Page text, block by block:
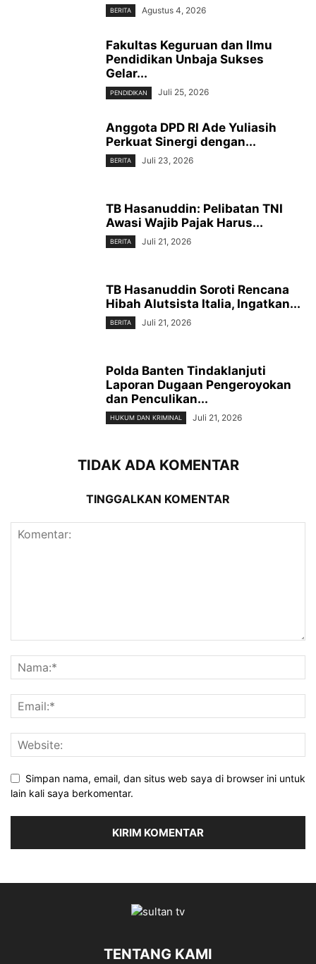
BERITA Agustus 4, 2026
Fakultas Keguruan dan Ilmu
Pendidikan Unbaja Sukses
Gelar...
PENDIDIKAN Juli 25, 2026
Anggota DPD RI Ade Yuliasih
Perkuat Sinergi dengan...
BERITA Juli 23, 2026
TB Hasanuddin: Pelibatan TNI
Awasi Wajib Pajak Harus...
BERITA Juli 21, 2026
TB Hasanuddin Soroti Rencana
Hibah Alutsista Italia, Ingatkan...
BERITA Juli 21, 2026
Polda Banten Tindaklanjuti
Laporan Dugaan Pengeroyokan
dan Penculikan...
HUKUM DAN KRIMINAL Juli 21, 2026
TIDAK ADA KOMENTAR
TINGGALKAN KOMENTAR
Simpan nama, email, dan situs web saya di browser ini untuk
lain kali saya berkomentar.
TENTANG KAMI